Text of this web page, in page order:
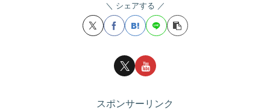
シェアする
スポンサーリンク